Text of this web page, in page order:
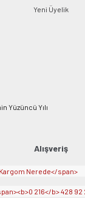
Yeni Üyelik
Alışveriş